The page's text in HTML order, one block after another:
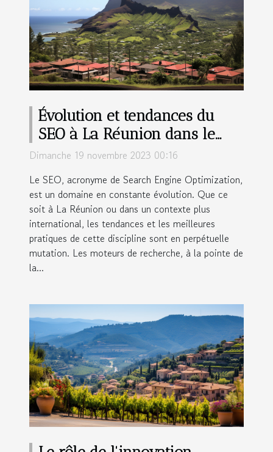
Évolution et tendances du
SEO à La Réunion dans le
contexte international
Dimanche 19 novembre 2023 00:16
Le SEO, acronyme de Search Engine Optimization,
est un domaine en constante évolution. Que ce
soit à La Réunion ou dans un contexte plus
international, les tendances et les meilleures
pratiques de cette discipline sont en perpétuelle
mutation. Les moteurs de recherche, à la pointe de
la...